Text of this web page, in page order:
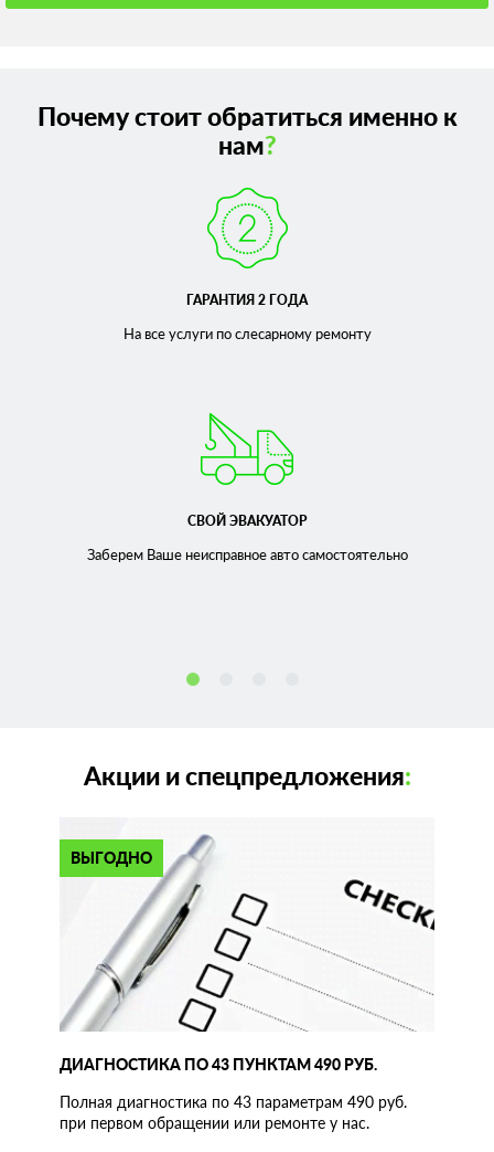
Почему стоит обратиться именно к
нам?
ГАРАНТИЯ 2 ГОДА
На все услуги по слесарномуремонту
СВОЙ ЭВАКУАТОР
Заберем Ваше неисправноеавто самостоятельно
Акции и спецпредложения:
ВЫГОДНО
ДИАГНОСТИКА ПО 43 ПУНКТАМ 490 РУБ.
Полная диагностика по 43 параметрам 490 руб.
при первом обращении или ремонте у нас.